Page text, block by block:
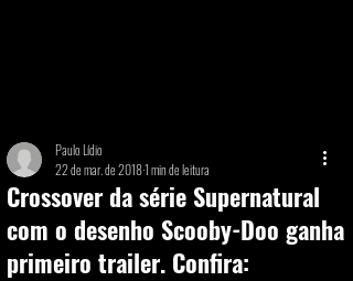
Crossover da série Supernatural
com o desenho Scooby-Doo ganha
primeiro trailer. Confira:
Paulo Lídio
22 de mar. de 20181 min de leitura